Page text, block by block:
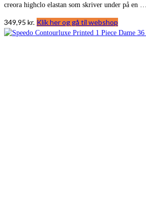
creora highclo elastan som skriver under på en …
349,95 kr. Klik her og gå til webshop